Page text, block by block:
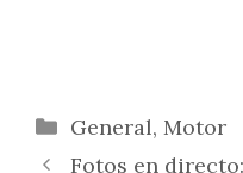
Categorías
General, Motor
Fotos en